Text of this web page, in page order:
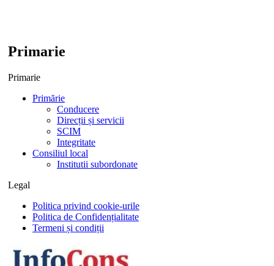
Primarie
Primarie
Primărie
Conducere
Direcții și servicii
SCIM
Integritate
Consiliul local
Institutii subordonate
Legal
Politica privind cookie-urile
Politica de Confidențialitate
Termeni și condiții